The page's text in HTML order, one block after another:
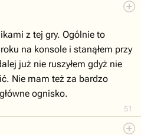
51
z tej gry. Ogólnie to
na konsole i stanąłem przy
już nie ruszyłem gdyż nie
Nie mam też za bardzo
ognisko.